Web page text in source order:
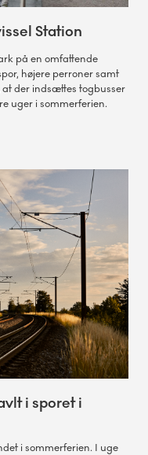
Station
på en omfattende
højere perroner samt
der indsættes togbusser
uger i sommerferien.
i sporet i
i sommerferien. I uge